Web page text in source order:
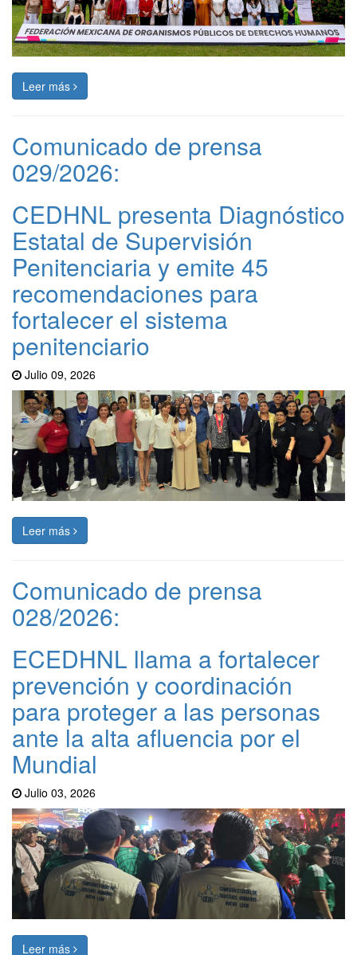
Leer más
Comunicado de prensa
029/2026:
CEDHNL presenta Diagnóstico
Estatal de Supervisión
Penitenciaria y emite 45
recomendaciones para
fortalecer el sistema
penitenciario
Julio 09, 2026
Leer más
Comunicado de prensa
028/2026:
ECEDHNL llama a fortalecer
prevención y coordinación
para proteger a las personas
ante la alta afluencia por el
Mundial
Julio 03, 2026
Leer más